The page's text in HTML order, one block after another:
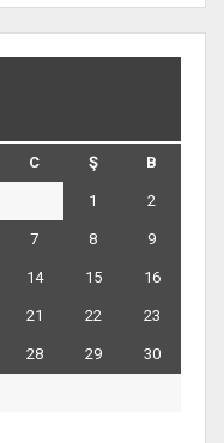
C Ş B
1 2
7 8 9
14 15 16
21 22 23
28 29 30